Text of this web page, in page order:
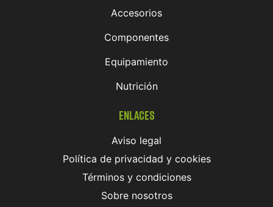
Accesorios
Componentes
Equipamiento
Nutrición
Enlaces
Aviso legal
Política de privacidad y cookies
Términos y condiciones
Sobre nosotros